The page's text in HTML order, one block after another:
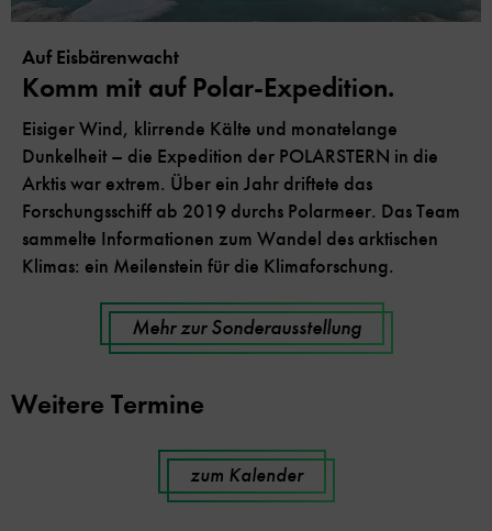
Auf Eisbärenwacht
Komm mit auf Polar-Expedition.
Eisiger Wind, klirrende Kälte und monatelange
Dunkelheit – die Expedition der POLARSTERN in die
Arktis war extrem. Über ein Jahr driftete das
Forschungsschiff ab 2019 durchs Polarmeer. Das Team
sammelte Informationen zum Wandel des arktischen
Klimas: ein Meilenstein für die Klimaforschung.
Mehr zur Sonderausstellung
Weitere Termine
zum Kalender